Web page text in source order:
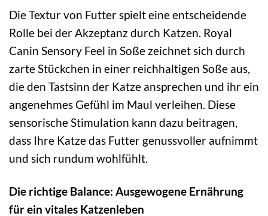
Die Textur von Futter spielt eine entscheidende
Rolle bei der Akzeptanz durch Katzen. Royal
Canin Sensory Feel in Soße zeichnet sich durch
zarte Stückchen in einer reichhaltigen Soße aus,
die den Tastsinn der Katze ansprechen und ihr ein
angenehmes Gefühl im Maul verleihen. Diese
sensorische Stimulation kann dazu beitragen,
dass Ihre Katze das Futter genussvoller aufnimmt
und sich rundum wohlfühlt.
Die richtige Balance: Ausgewogene Ernährung
für ein vitales Katzenleben